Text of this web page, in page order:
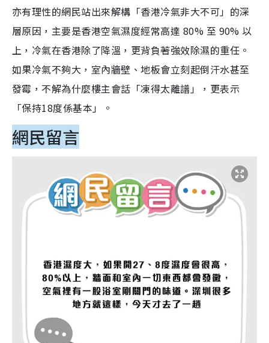
亦有理性的網民站出來解構「香港冷氣非大不可」的深
層原因，主要是香港空氣濕度經常高達 80% 至 90% 以
上，冷氣在香港除了降溫，更背負著強效除濕的重任。
如果冷氣不夠大，室內牆壁、地板會立刻起倒汗水甚至
發霉，不解為什麼樓主會話「凍得太離譜」，更表示
「保持18度係基本」。
網民留言